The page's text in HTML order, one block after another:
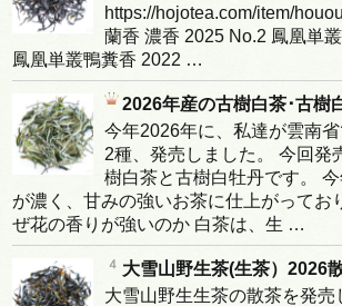
https://hojotea.com/item/
蘭香 濃香 2025 No.2 鳳凰単
鳳凰単叢鴨糞香 2022 …
2026年産の古樹白茶･古樹
今年2026年に、私達が雲南
2種、発売しました。 今回発
樹白茶と古樹白牡丹です。
が濃く、甘みの強いお茶に仕上がってお
ぜ花の香りが強いのか 白茶は、生 …
大雪山野生茶(生茶）2026
大雪山野生生茶の散茶を発売